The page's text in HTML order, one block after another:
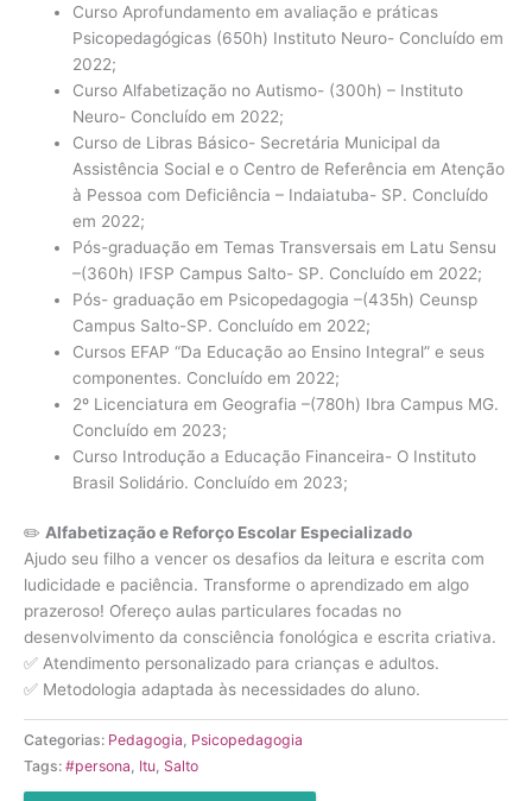
Curso Aprofundamento em avaliação e práticas
Psicopedagógicas (650h) Instituto Neuro- Concluído em
2022;
Curso Alfabetização no Autismo- (300h) – Instituto
Neuro- Concluído em 2022;
Curso de Libras Básico- Secretária Municipal da
Assistência Social e o Centro de Referência em Atenção
à Pessoa com Deficiência – Indaiatuba- SP. Concluído
em 2022;
Pós-graduação em Temas Transversais em Latu Sensu
–(360h) IFSP Campus Salto- SP. Concluído em 2022;
Pós- graduação em Psicopedagogia –(435h) Ceunsp
Campus Salto-SP. Concluído em 2022;
Cursos EFAP “Da Educação ao Ensino Integral” e seus
componentes. Concluído em 2022;
2º Licenciatura em Geografia –(780h) Ibra Campus MG.
Concluído em 2023;
Curso Introdução a Educação Financeira- O Instituto
Brasil Solidário. Concluído em 2023;
✏️ Alfabetização e Reforço Escolar Especializado
Ajudo seu filho a vencer os desafios da leitura e escrita com
ludicidade e paciência. Transforme o aprendizado em algo
prazeroso! Ofereço aulas particulares focadas no
desenvolvimento da consciência fonológica e escrita criativa.
✅ Atendimento personalizado para crianças e adultos.
✅ Metodologia adaptada às necessidades do aluno.
Categorias: Pedagogia Psicopedagogia
Tags: #persona Itu Salto